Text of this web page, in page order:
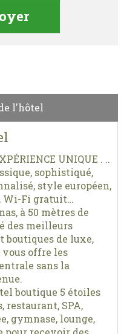
l'hôtel
UNIQUE . ..
sophistiqué,
style européen,
Wi-Fi gratuit…
à 50 mètres de
des meilleurs
boutiques de luxe,
vous offre les
sans la
boutique 5 étoiles
restaurant, SPA,
gymnase, lounge,